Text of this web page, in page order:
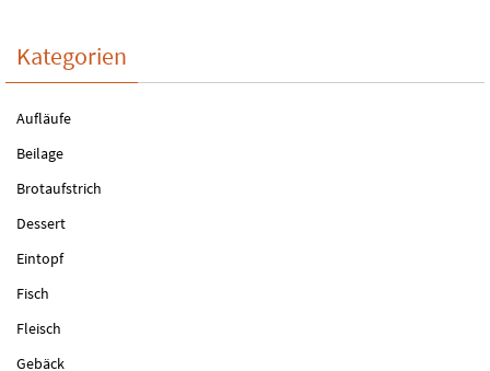
Kategorien
Aufläufe
Beilage
Brotaufstrich
Dessert
Eintopf
Fisch
Fleisch
Gebäck